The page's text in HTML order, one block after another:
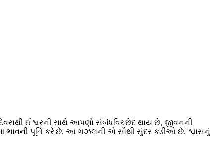
ઈશ્વરની સાથે આપણો સંબંધવિચ્છેદ થાય છે, જીવનની
ભાવની પૂર્તિ કરે છે. આ ગઝલની એ સૌથી સુંદર કડીઓ છે. શ્વાસનું